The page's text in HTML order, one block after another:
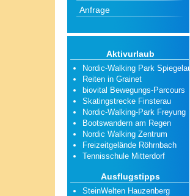
Anfrage
Aktivurlaub
Nordic-Walking Park Spiegelau
Reiten in Grainet
biovital Bewegungs-Parcours
Skatingstrecke Finsterau
Nordic-Walking-Park Freyung
Bootswandern am Regen
Nordic Walking Zentrum
Freizeitgelände Röhrnbach
Tennisschule Mitterdorf
Ausflugstipps
SteinWelten Hauzenberg